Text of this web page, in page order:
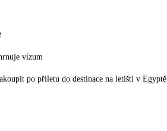
vízum
po příletu do destinace na letišti v